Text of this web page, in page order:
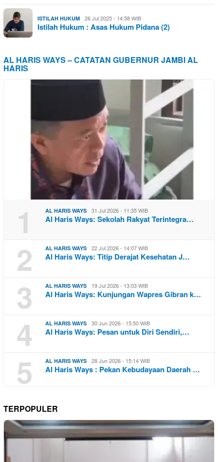
ISTILAH HUKUM 26 Jul 2025 - 14:58 WIB
Istilah Hukum : Asas Hukum Pidana (2)
AL HARIS WAYS – CATATAN GUBERNUR JAMBI AL
HARIS
1 AL HARIS WAYS 31 Jul 2026 - 11:35 WIB
Al Haris Ways: Sekolah Rakyat Terintegra…
2 AL HARIS WAYS 22 Jul 2026 - 14:07 WIB
Al Haris Ways: Titip Derajat Kesehatan J…
3 AL HARIS WAYS 19 Jul 2026 - 13:03 WIB
Al Haris Ways: Kunjungan Wapres Gibran k…
4 AL HARIS WAYS 30 Jun 2026 - 15:50 WIB
Al Haris Ways: Pesan untuk Diri Sendiri,…
5 AL HARIS WAYS 28 Jun 2026 - 15:14 WIB
Al Haris Ways : Pekan Kebudayaan Daerah …
TERPOPULER